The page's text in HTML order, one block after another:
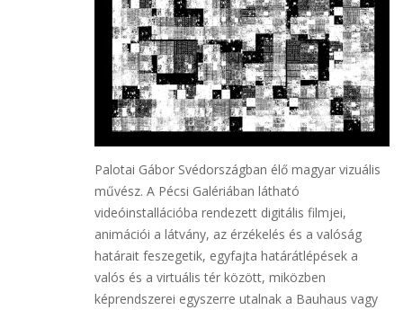
Palotai Gábor Svédországban élő magyar vizuális
művész. A Pécsi Galériában látható
videóinstallációba rendezett digitális filmjei,
animációi a látvány, az érzékelés és a valóság
határait feszegetik, egyfajta határátlépések a
valós és a virtuális tér között, miközben
képrendszerei egyszerre utalnak a Bauhaus vagy